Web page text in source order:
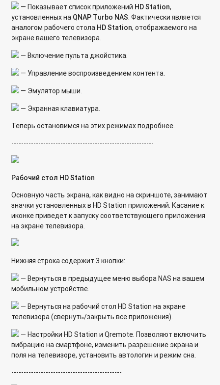
Как узнать версию микропрограммы сетевого накопителя?
Как разрешить определенный трафик через службу
брандмауэра QuWAN?
Сравнение типов RAID в операционной системе QTS
Различия между статическим, тонким и толстым томами
Как настроить удалённый доступ к сетевому хранилищу
QNAP через облачную службу KeenDNS, без белого IP-
адреса?
использованием службы DDNS в myQNAPcloud.
— Показывает список приложений HDStation,
установленных на QNAP Turbo NAS. Фактически является
аналогом рабочего стола HDStation, отображаемого на
экране вашего телевизора.
— Включение пульта джойстика.
— Управление воспроизведением контента.
— Эмулятор мыши.
— Экранная клавиатура.
Теперь остановимся на этих режимах подробнее.
----------------------------------------------------------
Рабочий стол HDStation
Основную часть экрана, как видно на скриншоте, занимают
значки установленных в HD Station приложений. Касание к
иконке приведет к запуску соответствующего приложения
на экране телевизора.
Нижняя строка содержит 3 кнопки:
— Вернуться в предыдущее меню выбора NAS на вашем
мобильном устройстве.
— Вернуться на рабочий стол HD Station на экране
телевизора (свернуть/закрыть все приложения).
— Настройки HD Station и Qremote. Позволяют включить
вибрацию на смартфоне, изменить разрешение экрана и
поля на телевизоре, установить автологин и режим сна.
---------------------------------------------